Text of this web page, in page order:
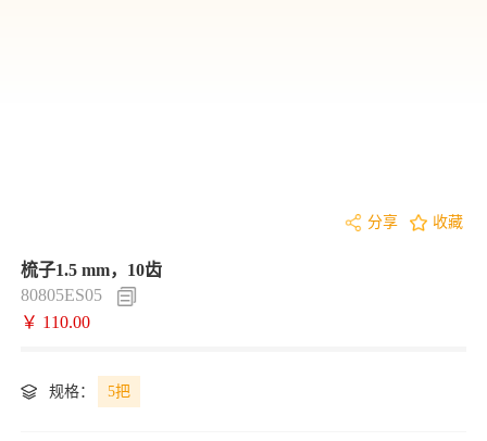
分享 收藏
梳子1.5 mm，10齿
80805ES05
￥ 110.00
规格： 5把